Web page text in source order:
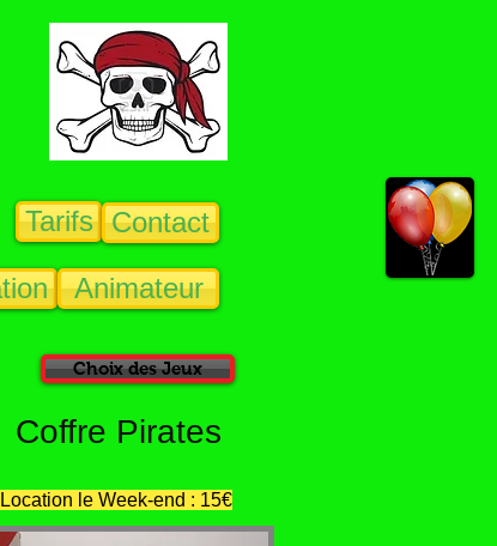
Tarifs Contact
Animateur
Choix des Jeux
Coffre Pirates
Location le Week-end : 15€